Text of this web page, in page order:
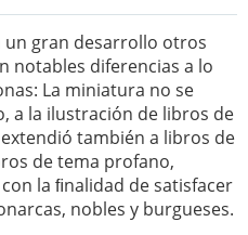
gran desarrollo otros
notables diferencias a lo
La miniatura no se
a la ilustración de libros de
también a libros de
de tema profano,
la ﬁnalidad de satisfacer
nobles y burgueses.